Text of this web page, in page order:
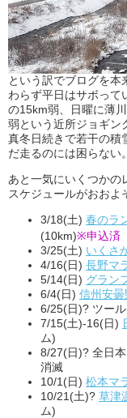
という訳でブログを
わらず平日はサボって
の15km弱、日曜に薄
弱という近所ジョギン
真冬日続きで若干の積
だ走るのには困らない。
あと一気にいくつかの
スケジュールがおおよ
3/18(土) 春のラ
(10km)※申込済
3/25(土) いくさ
4/16(日) 長野マ
5/14(日) グラン
6/4(日) 信州安
6/25(日)? ツー
7/15(土)-16(日)
ム)
8/27(日)? 全日
消滅
10/1(日) 松本マ
10/21(土)? 草津
ム)